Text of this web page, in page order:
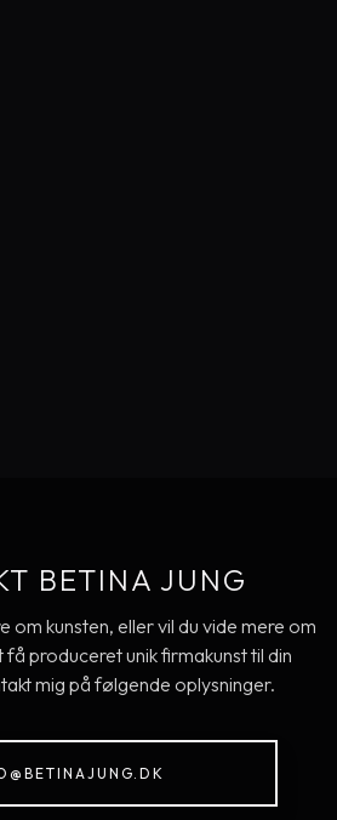
BETINA JUNG
om kunsten, eller vil du vide mere om
produceret unik firmakunst til din
mig på følgende oplysninger.